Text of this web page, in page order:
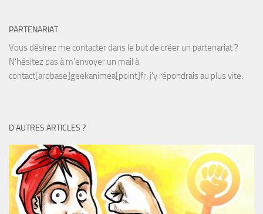
PARTENARIAT
Vous désirez me contacter dans le but de créer un partenariat ?
N’hésitez pas à m’envoyer un mail à
contact[arobase]geekanimea[point]fr, j’y répondrais au plus vite.
D’AUTRES ARTICLES ?